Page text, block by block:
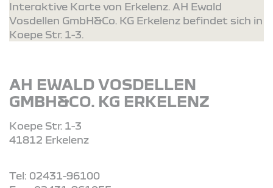
Interaktive Karte von Erkelenz. AH Ewald
Vosdellen GmbH&Co. KG Erkelenz befindet sich in
Koepe Str. 1-3.
AH EWALD VOSDELLEN
GMBH&CO. KG ERKELENZ
Koepe Str. 1-3
41812 Erkelenz
Tel: 02431-96100